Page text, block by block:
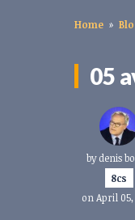
Home »
05
bydenis
8cs
on April 05,